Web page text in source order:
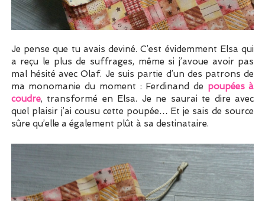
Je pense que tu avais deviné. C’est évidemment Elsa qui
a reçu le plus de suffrages, même si j’avoue avoir pas
mal hésité avec Olaf. Je suis partie d’un des patrons de
ma monomanie du moment : Ferdinand de poupées à
coudre, transformé en Elsa. Je ne saurai te dire avec
quel plaisir j’ai cousu cette poupée… Et je sais de source
sûre qu’elle a également plût à sa destinataire.